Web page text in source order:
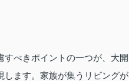
べきポイントの一つが、大
ます。家族が集うリビング